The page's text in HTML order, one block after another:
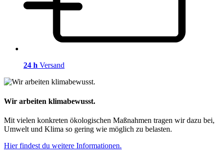
24 h Versand
Wir arbeiten klimabewusst.
Mit vielen konkreten ökologischen Maßnahmen tragen wir dazu bei,
Umwelt und Klima so gering wie möglich zu belasten.
Hier findest du weitere Informationen.